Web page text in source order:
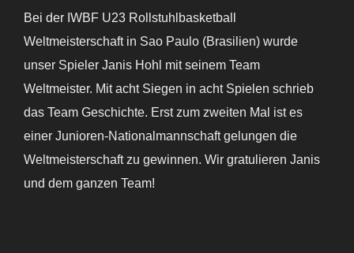
Bei der IWBF U23 Rollstuhlbasketball
Weltmeisterschaft in Sao Paulo (Brasilien) wurde
unser Spieler Janis Hohl mit seinem Team
Weltmeister. Mit acht Siegen in acht Spielen schrieb
das Team Geschichte. Erst zum zweiten Mal ist es
einer Junioren-Nationalmannschaft gelungen die
Weltmeisterschaft zu gewinnen. Wir gratulieren Janis
und dem ganzen Team!